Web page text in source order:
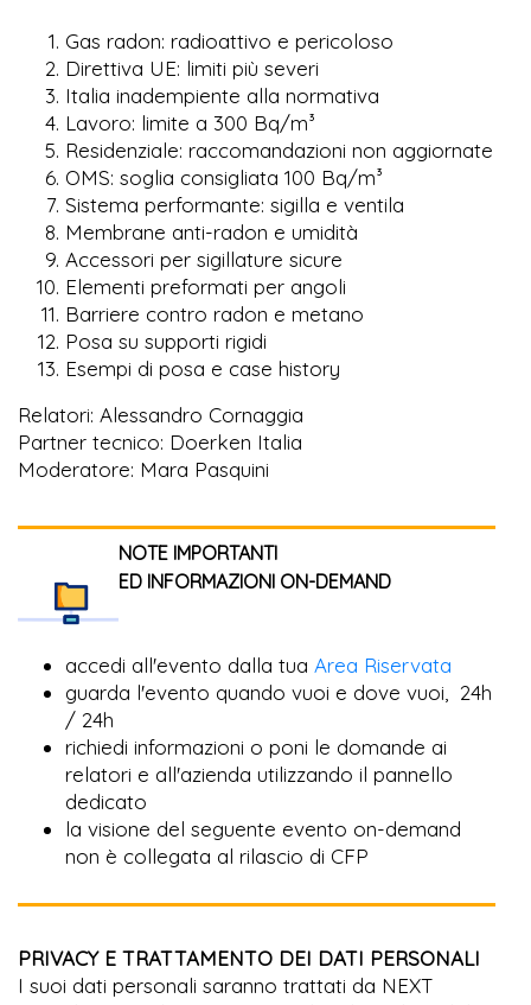
Gas radon: radioattivo e pericoloso
Direttiva UE: limiti più severi
Italia inadempiente alla normativa
Lavoro: limite a 300 Bq/m³
Residenziale: raccomandazioni non aggiornate
OMS: soglia consigliata 100 Bq/m³
Sistema performante: sigilla e ventila
Membrane anti-radon e umidità
Accessori per sigillature sicure
Elementi preformati per angoli
Barriere contro radon e metano
Posa su supporti rigidi
Esempi di posa e case history
Relatori: Alessandro Cornaggia
Partner tecnico: Doerken Italia
Moderatore: Mara Pasquini
NOTE IMPORTANTI
ED INFORMAZIONI ON-DEMAND
accedi all'evento dalla tua Area Riservata
guarda l'evento quando vuoi e dove vuoi, 24h
/ 24h
richiedi informazioni o poni le domande ai
relatori e all'azienda utilizzando il pannello
dedicato
la visione del seguente evento on-demand
non è collegata al rilascio di CFP
PRIVACY E TRATTAMENTO DEI DATI PERSONALI
I suoi dati personali saranno trattati da NEXT